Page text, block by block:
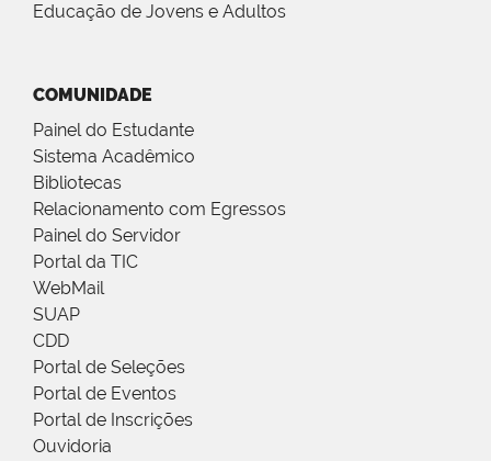
Educação de Jovens e Adultos
COMUNIDADE
Painel do Estudante
Sistema Acadêmico
Bibliotecas
Relacionamento com Egressos
Painel do Servidor
Portal da TIC
WebMail
SUAP
CDD
Portal de Seleções
Portal de Eventos
Portal de Inscrições
Ouvidoria